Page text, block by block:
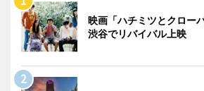
映画「ハチミツとクロー
渋谷でリバイバル上映